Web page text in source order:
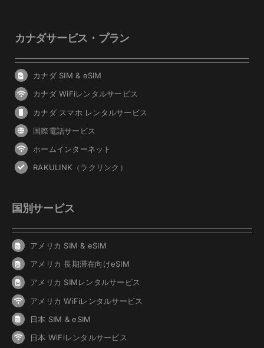
カナダサービス・プラン
カナダ SIM & eSIM
カナダ WiFiレンタルサービス
カナダ スマホ レンタルサービス
国際電話サービス
ホームインターネット
RAKULINK（ラクリンク）
国別サービス
アメリカ SIM & eSIM
アメリカ 長期滞在向けeSIM
アメリカ SIMレンタルサービス
アメリカ WiFiレンタルサービス
日本 SIM & eSIM
日本 WiFiレンタルサービス